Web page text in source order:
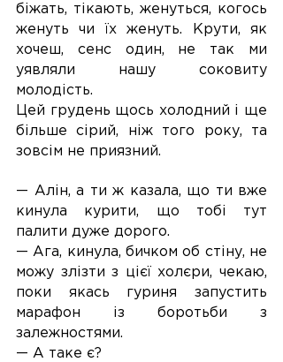
біжать, тікають, женуться, когось
женуть чи їх женуть. Крути, як
хочеш, сенс один, не так ми
уявляли нашу соковиту
молодість.
Цей грудень щось холодний і ще
більше сірий, ніж того року, та
зовсім не приязний.
— Алін, а ти ж казала, що ти вже
кинула курити, що тобі тут
палити дуже дорого.
— Ага, кинула, бичком об стіну, не
можу злізти з цієї холєри, чекаю,
поки якась гуриня запустить
марафон із боротьби з
залежностями.
— А таке є?